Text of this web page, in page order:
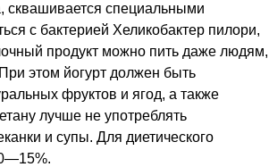
сквашивается специальными
с бактерией Хеликобактер пилори,
продукт можно пить даже людям,
этом йогурт должен быть
фруктов и ягод, а также
лучше не употреблять
и супы. Для диетического